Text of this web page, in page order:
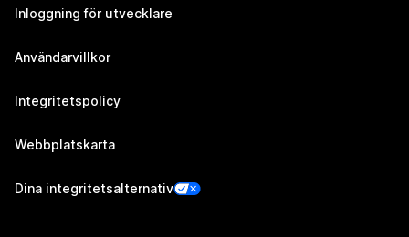
Inloggning för utvecklare
Användarvillkor
Integritetspolicy
Webbplatskarta
Dina integritetsalternativ